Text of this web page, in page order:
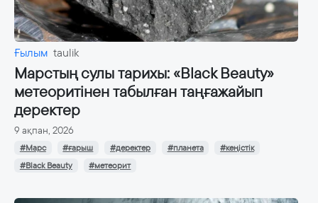
Ғылым taulik
Марстың сулы тарихы: «Black Beauty»
метеоритінен табылған таңғажайып
деректер
9 ақпан, 2026
#Марс #ғарыш #деректер #планета
#кеңістік
#Black Beauty
#метеорит